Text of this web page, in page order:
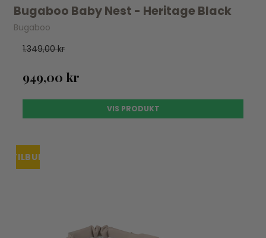
Bugaboo Baby Nest - Heritage Black
Bugaboo
1.349,00 kr
949,00 kr
VIS PRODUKT
TILBUD